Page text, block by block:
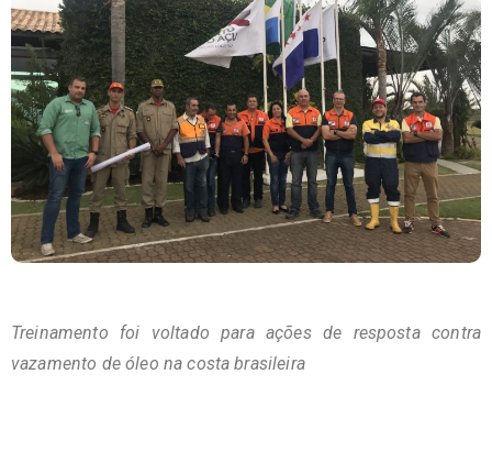
Treinamento foi voltado para ações de resposta contra
vazamento de óleo na costa brasileira